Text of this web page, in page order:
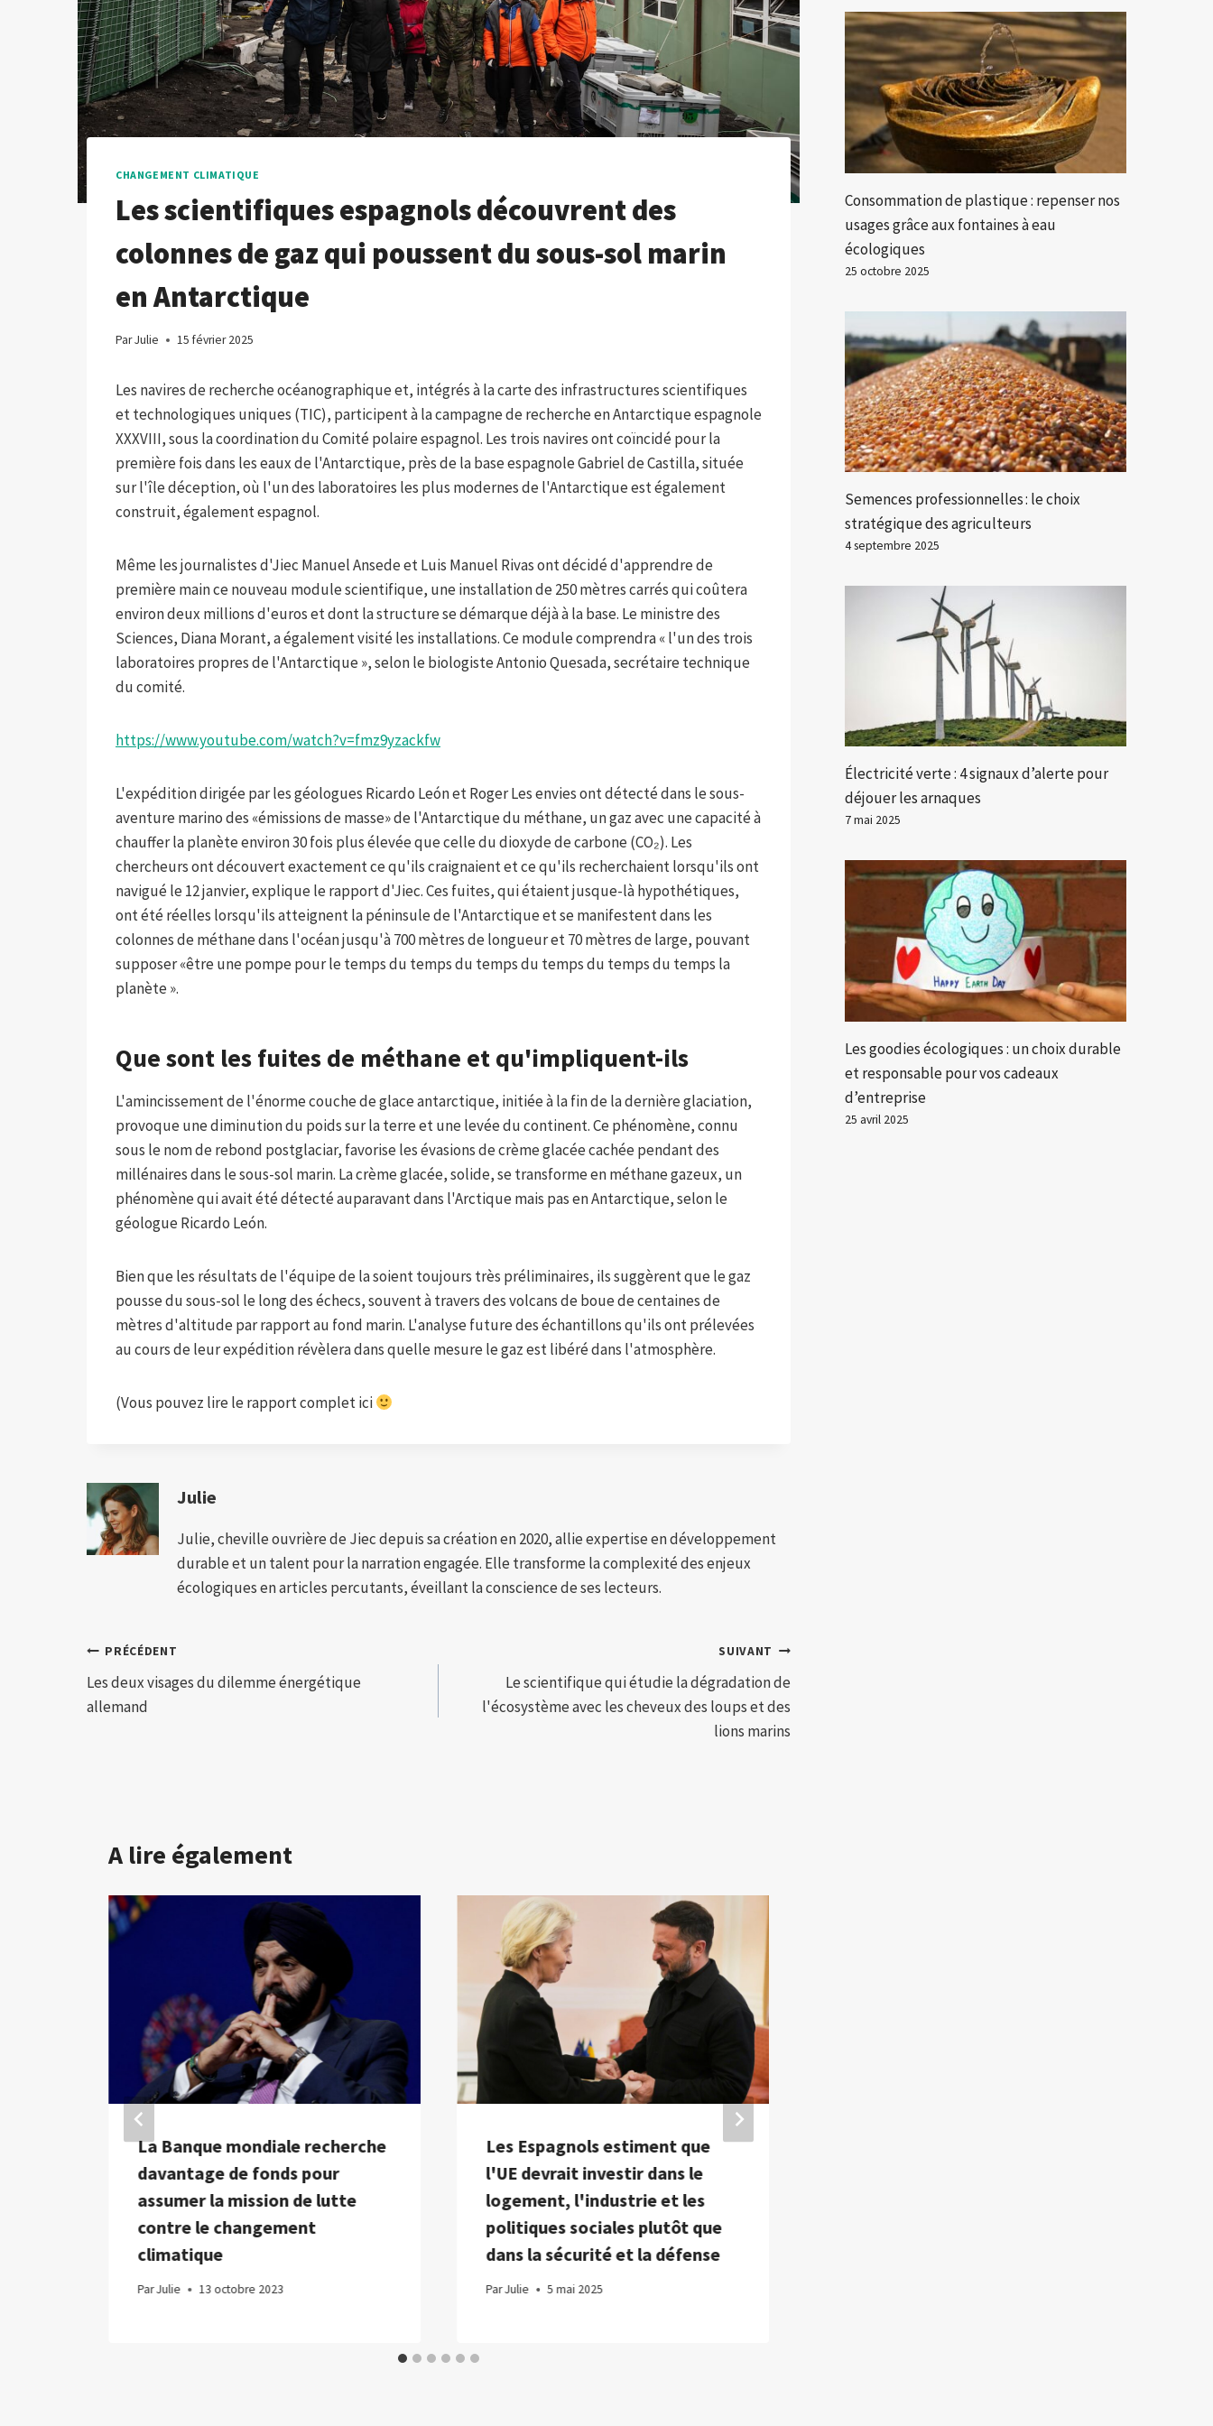
CHANGEMENT CLIMATIQUE
Les scientifiques espagnols découvrent des
colonnes de gaz qui poussent du sous-sol marin
en Antarctique
ParJulie 15 février 2025
Les navires de recherche océanographique et, intégrés à la carte des infrastructures scientifiques
et technologiques uniques (TIC), participent à la campagne de recherche en Antarctique espagnole
XXXVIII, sous la coordination du Comité polaire espagnol. Les trois navires ont coïncidé pour la
première fois dans les eaux de l'Antarctique, près de la base espagnole Gabriel de Castilla, située
sur l'île déception, où l'un des laboratoires les plus modernes de l'Antarctique est également
construit, également espagnol.
Même les journalistes d'Jiec Manuel Ansede et Luis Manuel Rivas ont décidé d'apprendre de
première main ce nouveau module scientifique, une installation de 250 mètres carrés qui coûtera
environ deux millions d'euros et dont la structure se démarque déjà à la base. Le ministre des
Sciences, Diana Morant, a également visité les installations. Ce module comprendra « l'un des trois
laboratoires propres de l'Antarctique », selon le biologiste Antonio Quesada, secrétaire technique
du comité.
https://www.youtube.com/watch?v=fmz9yzackfw
L'expédition dirigée par les géologues Ricardo León et Roger Les envies ont détecté dans le sous-
aventure marino des «émissions de masse» de l'Antarctique du méthane, un gaz avec une capacité à
chauffer la planète environ 30 fois plus élevée que celle du dioxyde de carbone (CO₂). Les
chercheurs ont découvert exactement ce qu'ils craignaient et ce qu'ils recherchaient lorsqu'ils ont
navigué le 12 janvier, explique le rapport d'Jiec. Ces fuites, qui étaient jusque-là hypothétiques,
ont été réelles lorsqu'ils atteignent la péninsule de l'Antarctique et se manifestent dans les
colonnes de méthane dans l'océan jusqu'à 700 mètres de longueur et 70 mètres de large, pouvant
supposer «être une pompe pour le temps du temps du temps du temps du temps du temps la
planète ».
Que sont les fuites de méthane et qu'impliquent-ils
L'amincissement de l'énorme couche de glace antarctique, initiée à la fin de la dernière glaciation,
provoque une diminution du poids sur la terre et une levée du continent. Ce phénomène, connu
sous le nom de rebond postglaciar, favorise les évasions de crème glacée cachée pendant des
millénaires dans le sous-sol marin. La crème glacée, solide, se transforme en méthane gazeux, un
phénomène qui avait été détecté auparavant dans l'Arctique mais pas en Antarctique, selon le
géologue Ricardo León.
Bien que les résultats de l'équipe de la soient toujours très préliminaires, ils suggèrent que le gaz
pousse du sous-sol le long des échecs, souvent à travers des volcans de boue de centaines de
mètres d'altitude par rapport au fond marin. L'analyse future des échantillons qu'ils ont prélevées
au cours de leur expédition révèlera dans quelle mesure le gaz est libéré dans l'atmosphère.
(Vous pouvez lire le rapport complet ici
Julie
Julie, cheville ouvrière de Jiec depuis sa création en 2020, allie expertise en développement
durable et un talent pour la narration engagée. Elle transforme la complexité des enjeux
écologiques en articles percutants, éveillant la conscience de ses lecteurs.
Navigation
de
PRÉCÉDENT
Les deux visages du dilemme énergétique
allemand
SUIVANT
Le scientifique qui étudie la dégradation de
l'écosystème avec les cheveux des loups et des
lions marins
A lire également
La Banque mondiale recherche
davantage de fonds pour
assumer la mission de lutte
contre le changement
climatique
ParJulie 13 octobre 2023
Les Espagnols estiment que
l'UE devrait investir dans le
logement, l'industrie et les
politiques sociales plutôt que
dans la sécurité et la défense
ParJulie 5 mai 2025
Consommation de plastique : repenser nos
usages grâce aux fontaines à eau
écologiques
25 octobre 2025
Semences professionnelles : le choix
stratégique des agriculteurs
4 septembre 2025
Électricité verte : 4 signaux d’alerte pour
déjouer les arnaques
7 mai 2025
Les goodies écologiques : un choix durable
et responsable pour vos cadeaux
d’entreprise
25 avril 2025